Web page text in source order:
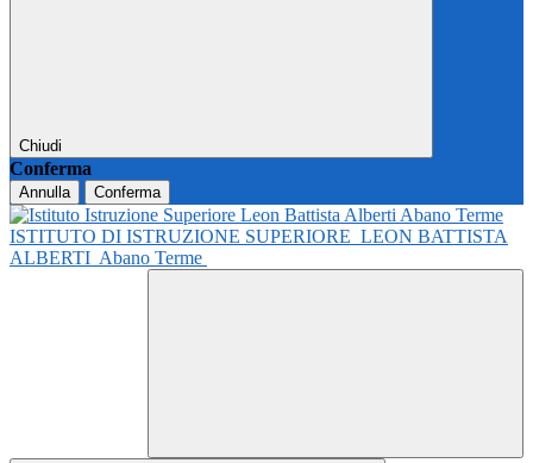
Chiudi
Conferma
Annulla Conferma
ISTITUTO DI ISTRUZIONE SUPERIORE LEON BATTISTA
ALBERTI Abano Terme